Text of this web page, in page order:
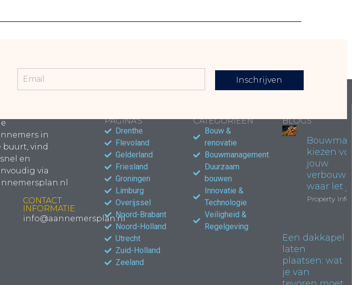
Inschrijven
in
buurt, vind
en
via
CONTACT
INFORMATIE
info@aannemersplan.nl
PAGINA'S
Drenthe
Flevoland
Gelderland
Friesland
Groningen
Limburg
Overijssel
Noord-Brabant
Noord-Holland
Utrecht
Zuid-Holland
Zeeland
CATEGORIEËN
Bouw &
renovatie
Bouwmanagement
Duurzaam
bouwen
Innovatie &
Technologie
Veiligheid &
Regelgeving
BLOGS
kiezen
jouw
waar let
Property Info
Een dakkapel
laten
plaatsen: wat
je van